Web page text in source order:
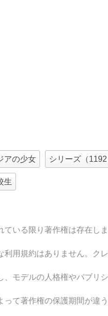
アの少女 シリーズ（1192
生
ている限り著作権は存在し
利用規約はありません。ク
、モデルの人格権やパブリ
って著作権の保護期間が違